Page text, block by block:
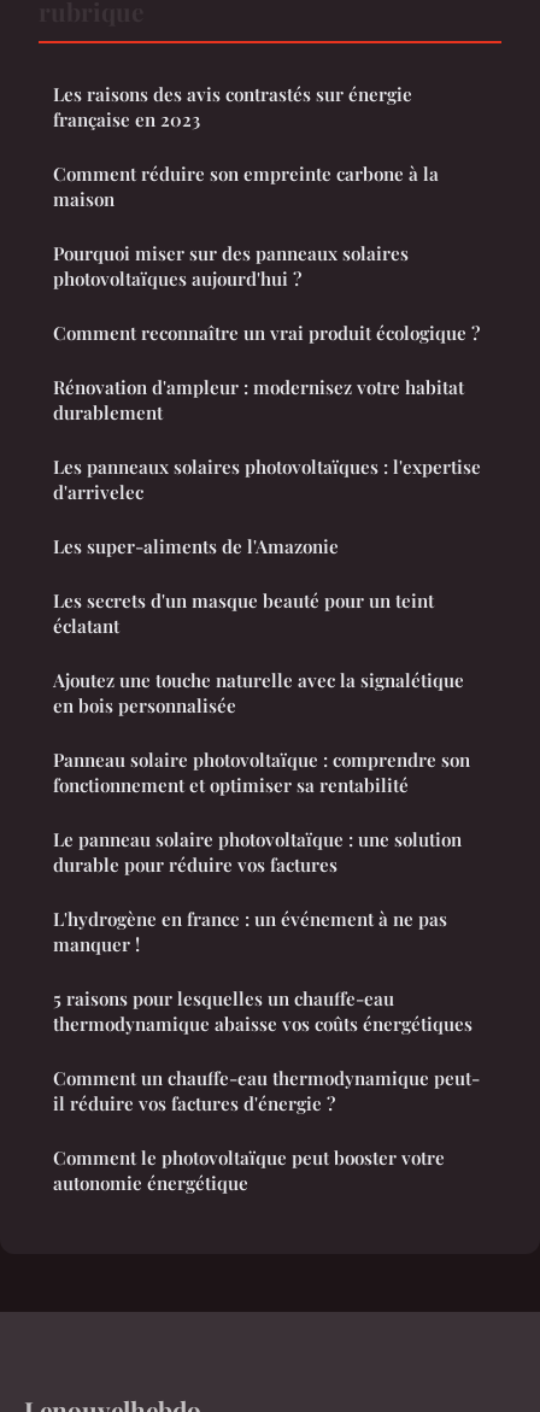
Les raisons des avis contrastés sur énergie
française en 2023
Comment réduire son empreinte carbone à la
maison
Pourquoi miser sur des panneaux solaires
photovoltaïques aujourd'hui ?
Comment reconnaître un vrai produit écologique ?
Rénovation d'ampleur : modernisez votre habitat
durablement
Les panneaux solaires photovoltaïques : l'expertise
d'arrivelec
Les super-aliments de l'Amazonie
Les secrets d'un masque beauté pour un teint
éclatant
Ajoutez une touche naturelle avec la signalétique
en bois personnalisée
Panneau solaire photovoltaïque : comprendre son
fonctionnement et optimiser sa rentabilité
Le panneau solaire photovoltaïque : une solution
durable pour réduire vos factures
L'hydrogène en france : un événement à ne pas
manquer !
5 raisons pour lesquelles un chauffe-eau
thermodynamique abaisse vos coûts énergétiques
Comment un chauffe-eau thermodynamique peut-
il réduire vos factures d'énergie ?
Comment le photovoltaïque peut booster votre
autonomie énergétique